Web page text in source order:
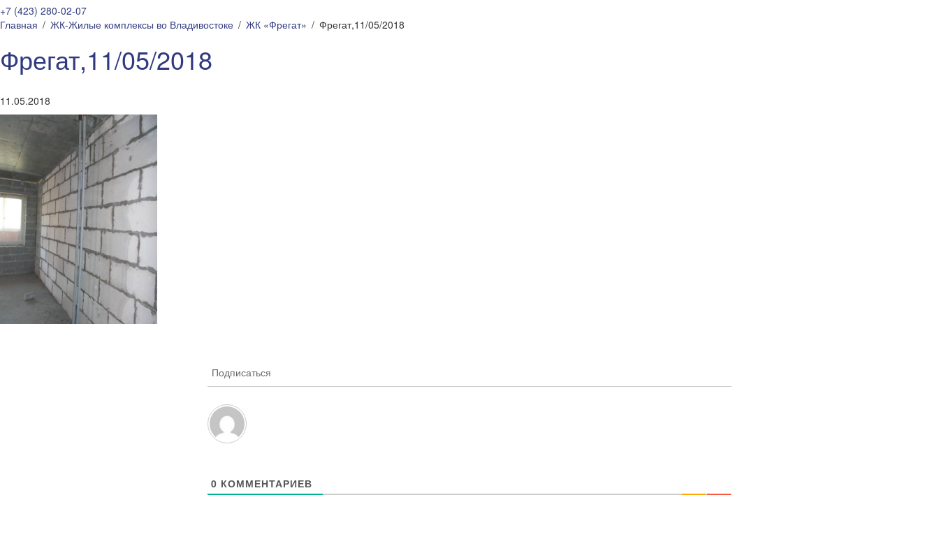
+7 (423) 280-02-07
Главная
ЖК-Жилые комплексы во Владивостоке ЖК «Фрегат» Фрегат,11/05/2018
Фрегат,11/05/2018
11.05.2018
Подписаться
0 КОММЕНТАРИЕВ